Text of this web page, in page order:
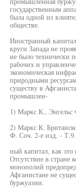
государственным
была одной из
обществе.
Иностранный
круги Запада не
не было технически
рабочих и
экономическая
природными
существу в
промышлен-
1) Маркс К.,
2) Маркс К.
Ф. Соч. 2-е изд. -
ный капитал, как
Отсутствие в стране
монополий
Афганистане не
буржуазии.